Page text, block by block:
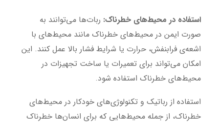
استفاده در محیط‌های خطرناک: ربات‌ها می‌توانند به
صورت ایمن در محیط‌های خطرناک مانند محیط‌های با
اشعه‌ی فرابنفش، حرارت یا شرایط فشار بالا عمل کنند. این
امکان می‌تواند برای تعمیرات یا ساخت تجهیزات در
محیط‌های خطرناک استفاده شود.
استفاده از رباتیک و تکنولوژی‌های خودکار در محیط‌های
خطرناک، از جمله محیط‌هایی که برای انسان‌ها خطرناک